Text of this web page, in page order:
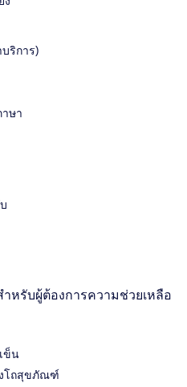
ริการ)
ษา
หรับผู้ต้องการความช่วยเหลือ
ข็น
โถสุขภัณฑ์